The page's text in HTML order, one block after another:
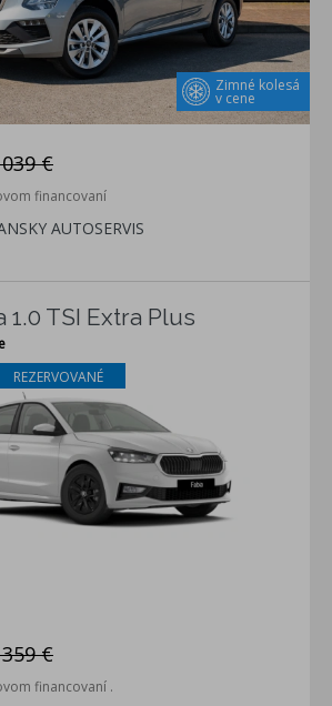
Zimné kolesá
v cene
€
financovaní
AUTOSERVIS
1.0 TSI Extra Plus
REZERVOVANÉ
€
financovaní .